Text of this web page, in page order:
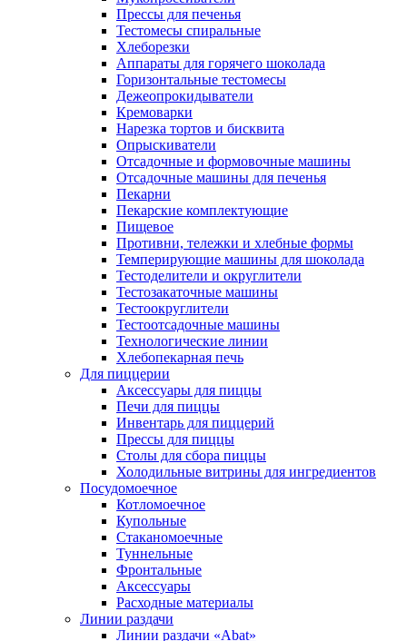
Прессы для печенья
Тестомесы спиральные
Хлеборезки
Аппараты для горячего шоколада
Горизонтальные тестомесы
Дежеопрокидыватели
Кремоварки
Нарезка тортов и бисквита
Опрыскиватели
Отсадочные и формовочные машины
Отсадочные машины для печенья
Пекарни
Пекарские комплектующие
Пищевое
Противни, тележки и хлебные формы
Темперирующие машины для шоколада
Тестоделители и округлители
Тестозакаточные машины
Тестоокруглители
Тестоотсадочные машины
Технологические линии
Хлебопекарная печь
Для пиццерии
Аксессуары для пиццы
Печи для пиццы
Инвентарь для пиццерий
Прессы для пиццы
Столы для сбора пиццы
Холодильные витрины для ингредиентов
Посудомоечное
Котломоечное
Купольные
Стаканомоечные
Туннельные
Фронтальные
Аксессуары
Расходные материалы
Линии раздачи
Линии раздачи «Abat»